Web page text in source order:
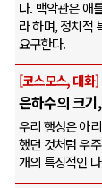
다. 백악관은 애
라 하며, 정치적
요구한다.
[코스모스, 대화]
은하수의 크
우리 행성은 아
했던 것처럼 우
개의 특징적인